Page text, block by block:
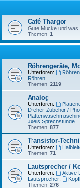
Café Thargor
Gute Mucke und was
Themen: 1
Röhrengeräte,
Unterforen:
Röhren
Themen: 2119
Analog
Unterforen:
Dreher-Zubehör /
Joels Sprechstunde
Themen: 877
Transistor-
Unterforen:
Themen: 71
Lautsprecher /
Unterforen: Aktive
Lautsprecher
Themen: 276